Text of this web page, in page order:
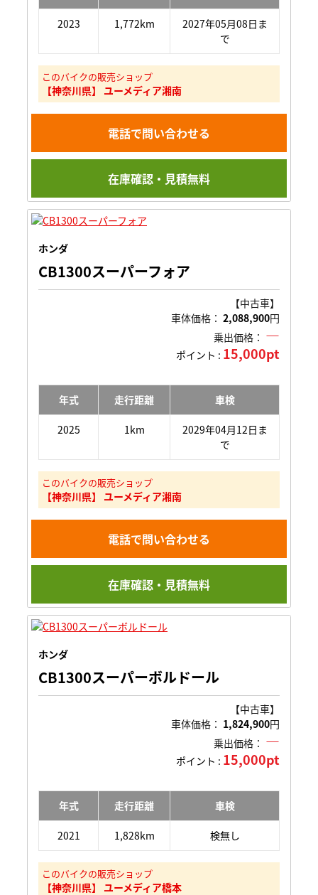
2023 1,772km
2027年05月08日ま
で
このバイクの販売ショップ
【神奈川県】 ユーメディア湘南
電話で問い合わせる
在庫確認・見積無料
ホンダ
CB1300スーパーフォア
【中古車】
車体価格： 2,088,900円
乗出価格： ―
ポイント : 15,000pt
年式 走行距離 車検
2025 1km
2029年04月12日ま
で
このバイクの販売ショップ
【神奈川県】 ユーメディア湘南
電話で問い合わせる
在庫確認・見積無料
ホンダ
CB1300スーパーボルドール
【中古車】
車体価格： 1,824,900円
乗出価格： ―
ポイント : 15,000pt
年式 走行距離 車検
2021 1,828km 検無し
このバイクの販売ショップ
【神奈川県】 ユーメディア橋本